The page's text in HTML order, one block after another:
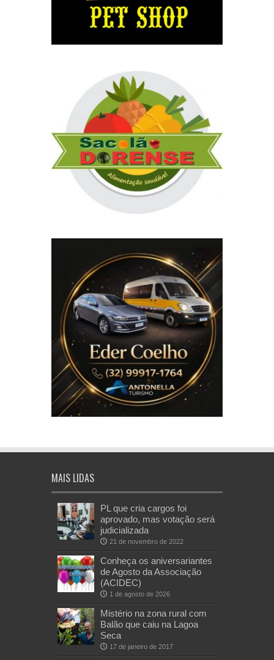
MAIS LIDAS
PL que cria cargos foi
aprovado, mas votação será
judicializada
21 de novembro de 2022
Conheça os aniversariantes
de Agosto da Associação
(ACIDEC)
1 de agosto de 2026
Mistério na zona rural com
Balão que caiu na Lagoa
Seca
17 de janeiro de 2017